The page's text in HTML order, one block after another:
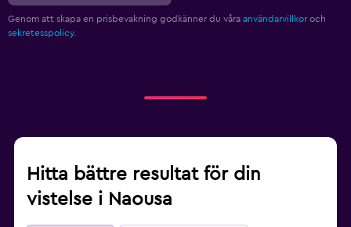
Genom att skapa en prisbevakning godkänner du våra användarvillkor och
sekretesspolicy.
Hitta bättre resultat för din
vistelse i Naousa